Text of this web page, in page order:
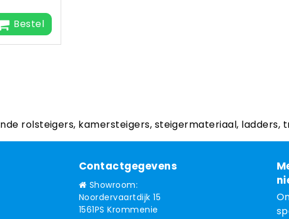
Bestel
rolsteigers, kamersteigers, steigermateriaal, ladders,
Contactgegevens
Showroom:
Noordervaartdijk 15
1561PS Krommenie